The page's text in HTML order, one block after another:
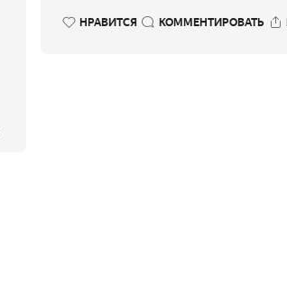
НРАВИТСЯ КОММЕНТИРОВАТЬ